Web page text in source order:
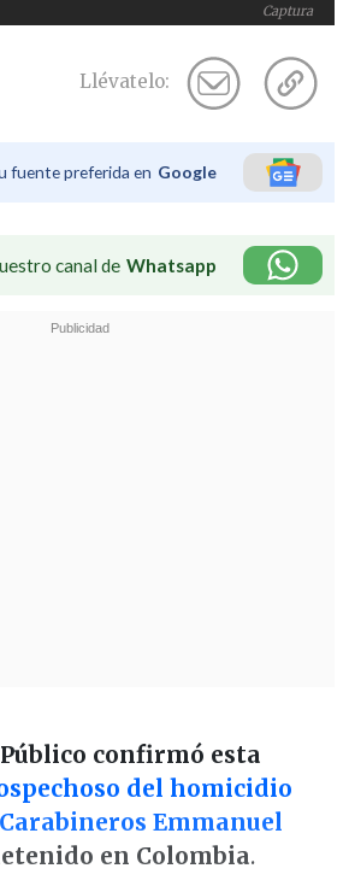
Captura
Llévatelo:
fuente preferida en Google
canal de Whatsapp
confirmó esta
del homicidio
Emmanuel
en Colombia.